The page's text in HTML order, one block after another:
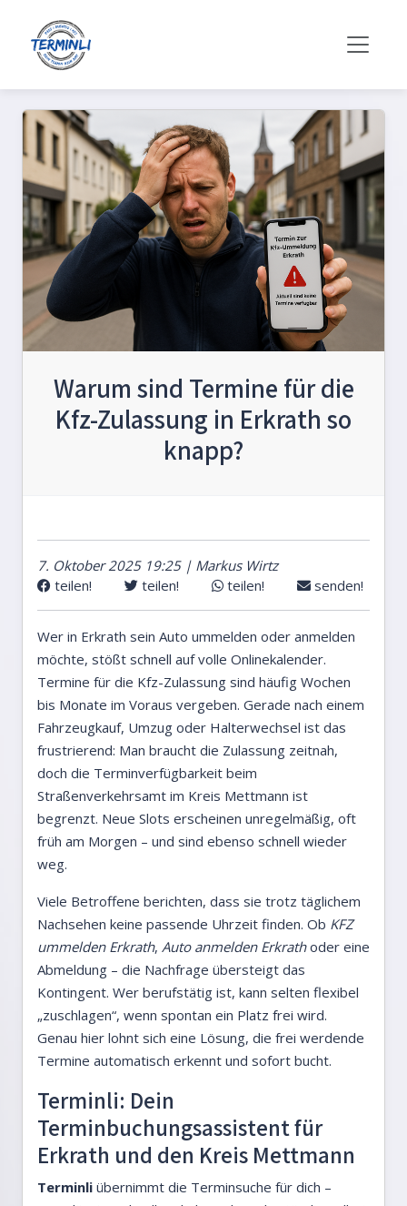
Warum sind Termine für die
Kfz-Zulassung in Erkrath so
knapp?
7. Oktober 2025 19:25 | Markus Wirtz
teilen!
teilen! teilen! senden!
Wer in Erkrath sein Auto ummelden oder anmelden
möchte, stößt schnell auf volle Onlinekalender.
Termine für die Kfz-Zulassung sind häufig Wochen
bis Monate im Voraus vergeben. Gerade nach einem
Fahrzeugkauf, Umzug oder Halterwechsel ist das
frustrierend: Man braucht die Zulassung zeitnah,
doch die Terminverfügbarkeit beim
Straßenverkehrsamt im Kreis Mettmann ist
begrenzt. Neue Slots erscheinen unregelmäßig, oft
früh am Morgen – und sind ebenso schnell wieder
weg.
Viele Betroffene berichten, dass sie trotz täglichem
Nachsehen keine passende Uhrzeit finden. Ob KFZ
ummelden Erkrath, Auto anmelden Erkrathoder eine
Abmeldung – die Nachfrage übersteigt das
Kontingent. Wer berufstätig ist, kann selten flexibel
„zuschlagen“, wenn spontan ein Platz frei wird.
Genau hier lohnt sich eine Lösung, die frei werdende
Termine automatisch erkennt und sofort bucht.
Terminli: Dein
Terminbuchungsassistent für
Erkrath und den Kreis Mettmann
Terminli übernimmt die Terminsuche für dich –